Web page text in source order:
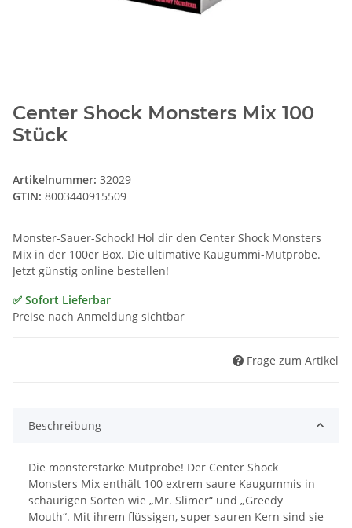
Center Shock Monsters Mix 100
Stück
Artikelnummer: 32029
GTIN: 8003440915509
Monster-Sauer-Schock! Hol dir den Center Shock Monsters
Mix in der 100er Box. Die ultimative Kaugummi-Mutprobe.
Jetzt günstig online bestellen!
✅ Sofort Lieferbar
Preise nach Anmeldung sichtbar
Frage zum Artikel
Beschreibung
Die monsterstarke Mutprobe! Der Center Shock
Monsters Mix enthält 100 extrem saure Kaugummis in
schaurigen Sorten wie „Mr. Slimer“ und „Greedy
Mouth“. Mit ihrem flüssigen, super sauren Kern sind sie